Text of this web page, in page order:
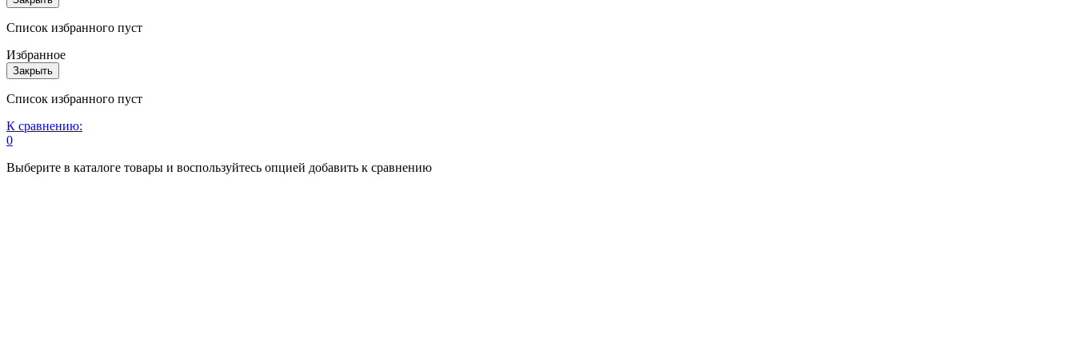
Список избранного пуст
Избранное
Закрыть
Список избранного пуст
К сравнению:
0
Выберите в каталоге товары и воспользуйтесь опцией добавить к сравнению